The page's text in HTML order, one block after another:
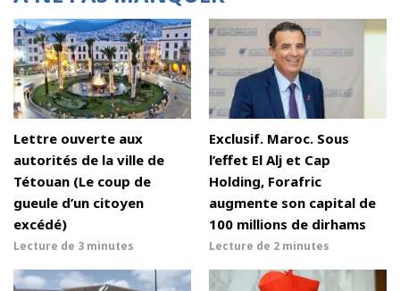
Lettre ouverte aux
autorités de la ville de
Tétouan (Le coup de
gueule d’un citoyen
excédé)
Lecture de 3 minutes
Exclusif. Maroc. Sous
l’effet El Alj et Cap
Holding, Forafric
augmente son capital de
100 millions de dirhams
Lecture de 2 minutes